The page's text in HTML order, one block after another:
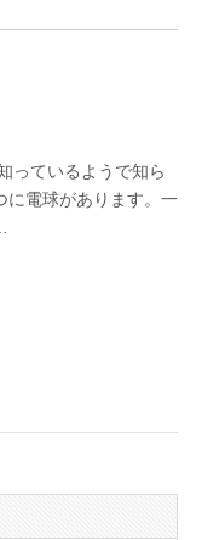
ているようで知ら
に電球があります。一